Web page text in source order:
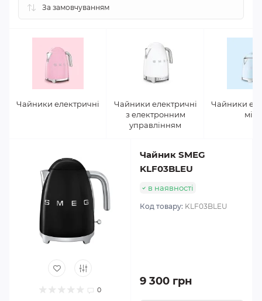
Чайники електричні
Чайники електричні
з електронним
управлінням
Чайники
міні
0
Чайник SMEG
KLF03BLEU
в наявності
Код товару: KLF03BLEU
9 300 грн